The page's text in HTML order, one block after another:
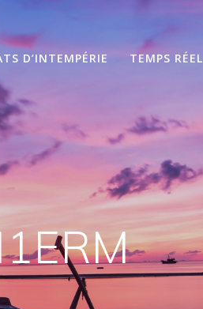
D’INTEMPÉRIE TEMPS RÉEL